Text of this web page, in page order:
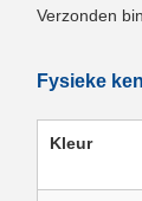
Verzonden
Fysieke
Kleur